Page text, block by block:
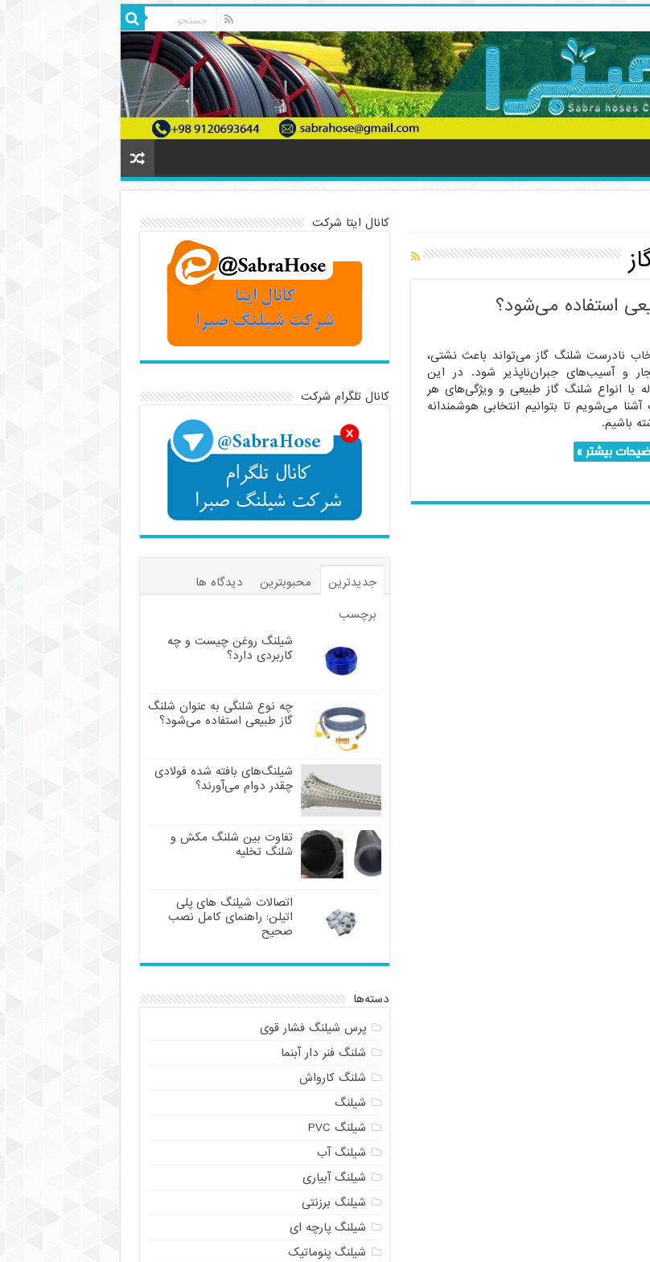
استفاده می‌شود؟
نادرست شلنگ گاز می‌تواند باعث نشتی،
و آسیب‌های جبران‌ناپذیر شود. در این
با انواع شلنگ گاز طبیعی و ویژگی‌های هر
می‌شویم تا بتوانیم انتخابی هوشمندانه
باشیم.
بیشتر »
کانال ایتا شرکت
کانال تلگرام شرکت
جدیدترین محبوبترین
دیدگاه ها
برچسب
شیلنگ روغن چیست و چه
کاربردی دارد؟
چه نوع شلنگی به عنوان شلنگ
گاز طبیعی استفاده می‌شود؟
شیلنگ‌های بافته شده فولادی
چقدر دوام می‌آورند؟
تفاوت بین شلنگ مکش و
شلنگ تخلیه
اتصالات شیلنگ های پلی
اتیلن: راهنمای کامل نصب
صحیح
دسته‌ها
پرس شیلنگ فشار قوی
شلنگ فنر دار آبنما
شلنگ کارواش
شیلنگ
شیلنگ PVC
شیلنگ آب
شیلنگ آبیاری
شیلنگ برزنتی
شیلنگ پارچه ای
شیلنگ پنوماتیک